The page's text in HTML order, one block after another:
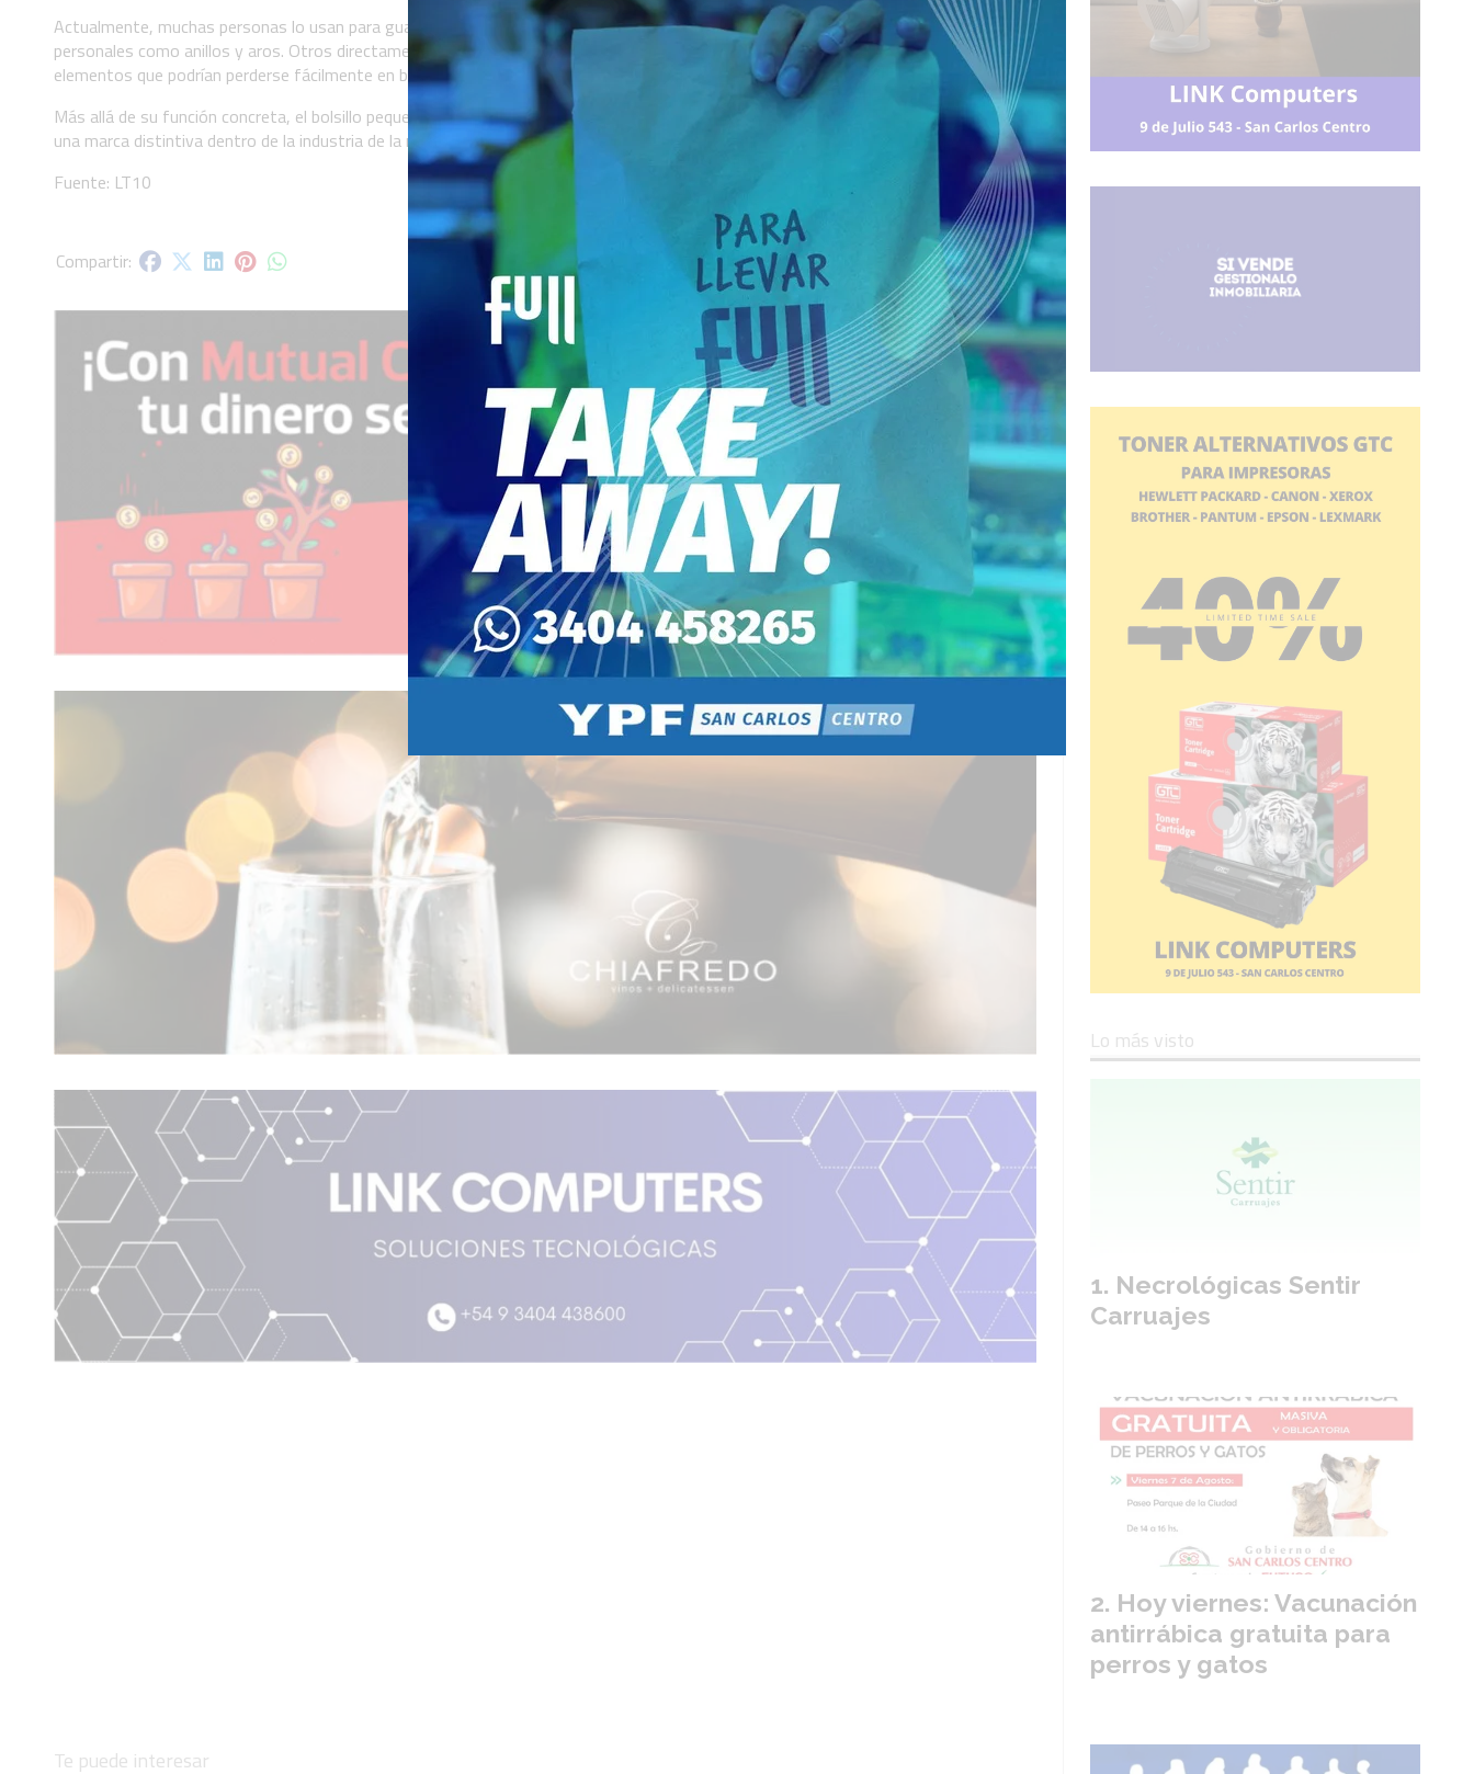
Actualmente, muchas personas lo usan para guardar monedas, llaves, auriculares, encendedores, pendrives o pequeños objetos
personales como anillos y aros. Otros directamente no le encuentran utilidad, pero su tamaño reducido sigue siendo práctico para
elementos que podrían perderse fácilmente en bolsillos más grandes.
Más allá de su función concreta, el bolsillo pequeño se transformó en un detalle característico del diseño tradicional de los jeans y en
una marca distintiva dentro de la industria de la moda.
Fuente: LT10
Te puede interesar
Lo más visto
Necrológicas Sentir
Carruajes
Hoy viernes: Vacunación
antirrábica gratuita para
perros y gatos